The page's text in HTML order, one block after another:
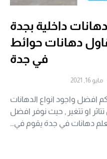
داخلية بجدة
مقاول دهانات حوائط
في جدة
مايو 16, 2021
افضل واجود انواع الدهانات
او تتغير , حيث نوفر افضل
دهانات في جدة يقوم في…